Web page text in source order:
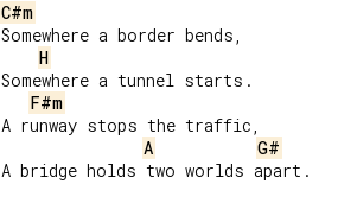
C#m
Somewhere a border bends,
H
Somewhere a tunnel starts.
F#m
A runway stops the traffic,
A
G#
A bridge holds two worlds apart.